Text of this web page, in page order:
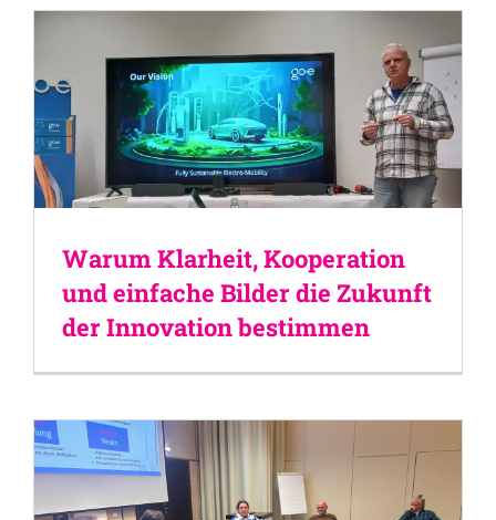
Warum Klarheit, Kooperation
und einfache Bilder die Zukunft
der Innovation bestimmen